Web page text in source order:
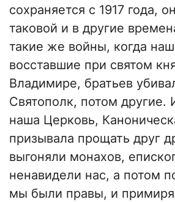
сохраняется с 1917 года,
таковой и в другие
такие же войны, когда
восставшие при святом
Владимире, братьев
Святополк, потом другие.
наша Церковь,
призывала прощать друг
выгоняли монахов,
ненавидели нас, а потом
мы были правы, и